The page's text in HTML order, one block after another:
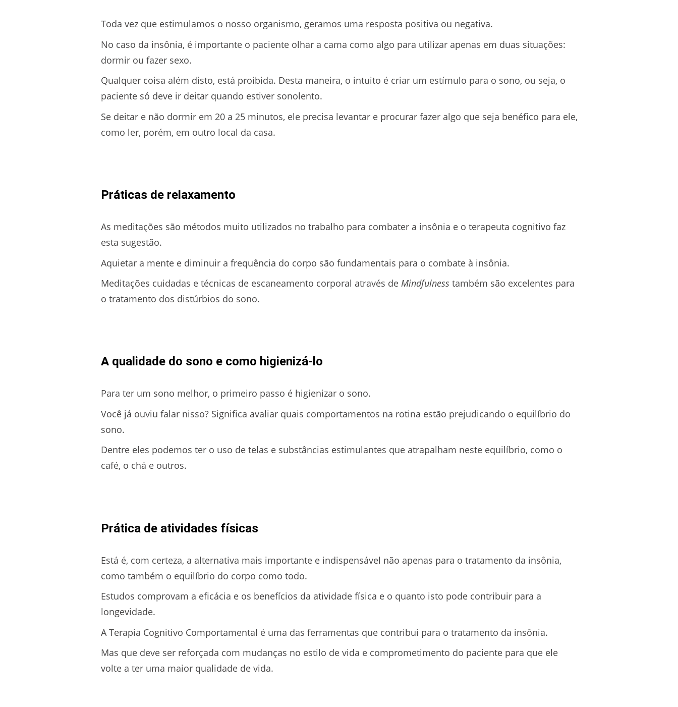
Toda vez que estimulamos o nosso organismo, geramos uma resposta positiva ou negativa.
No caso da insônia, é importante o paciente olhar a cama como algo para utilizar apenas em duas situações:
dormir ou fazer sexo.
Qualquer coisa além disto, está proibida. Desta maneira, o intuito é criar um estímulo para o sono, ou seja, o
paciente só deve ir deitar quando estiver sonolento.
Se deitar e não dormir em 20 a 25 minutos, ele precisa levantar e procurar fazer algo que seja benéfico para ele,
como ler, porém, em outro local da casa.
Práticas de relaxamento
As meditações são métodos muito utilizados no trabalho para combater a insônia e o terapeuta cognitivo faz
esta sugestão.
Aquietar a mente e diminuir a frequência do corpo são fundamentais para o combate à insônia.
Meditações cuidadas e técnicas de escaneamento corporal através de Mindfulness também são excelentes para
o tratamento dos distúrbios do sono.
A qualidade do sono e como higienizá-lo
Para ter um sono melhor, o primeiro passo é higienizar o sono.
Você já ouviu falar nisso? Significa avaliar quais comportamentos na rotina estão prejudicando o equilíbrio do
sono.
Dentre eles podemos ter o uso de telas e substâncias estimulantes que atrapalham neste equilíbrio, como o
café, o chá e outros.
Prática de atividades físicas
Está é, com certeza, a alternativa mais importante e indispensável não apenas para o tratamento da insônia,
como também o equilíbrio do corpo como todo.
Estudos comprovam a eficácia e os benefícios da atividade física e o quanto isto pode contribuir para a
longevidade.
A Terapia Cognitivo Comportamental é uma das ferramentas que contribui para o tratamento da insônia.
Mas que deve ser reforçada com mudanças no estilo de vida e comprometimento do paciente para que ele
volte a ter uma maior qualidade de vida.